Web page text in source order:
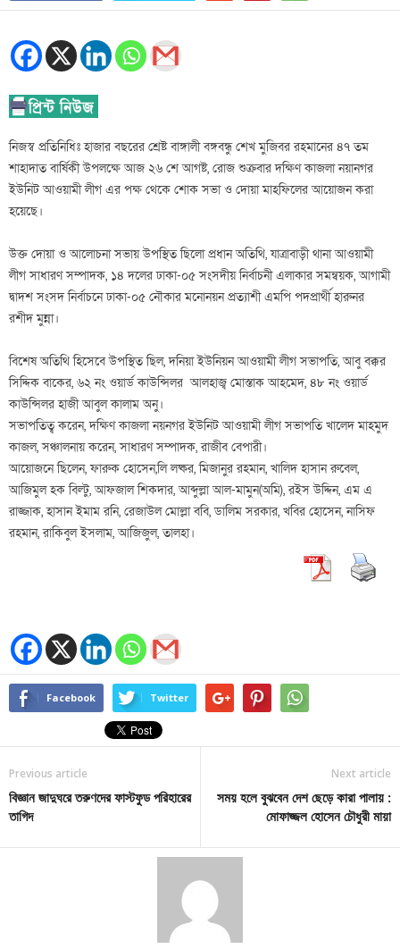
নিজস্ব প্রতিনিধিঃ হাজার বছরের শ্রেষ্ট বাঙ্গালী বঙ্গবন্ধু শেখ মুজিবর রহমানের ৪৭ তম
শাহাদাত বার্ষিকী উপলক্ষে আজ ২৬ শে আগষ্ট, রোজ শুক্রবার দক্ষিণ কাজলা নয়ানগর
ইউনিট আওয়ামী লীগ এর পক্ষ থেকে শোক সভা ও দোয়া মাহফিলের আয়োজন করা
হয়েছে।
উক্ত দোয়া ও আলোচনা সভায় উপস্থিত ছিলো প্রধান অতিথি, যাত্রাবাড়ী থানা আওয়ামী
লীগ সাধারণ সম্পাদক, ১৪ দলের ঢাকা-০৫ সংসদীয় নির্বাচনী এলাকার সমন্বয়ক, আগামী
দ্বাদশ সংসদ নির্বাচনে ঢাকা-০৫ নৌকার মনোনয়ন প্রত্যাশী এমপি পদপ্রার্থী হারুনর
রশীদ মুন্না।
বিশেষ অতিথি হিসেবে উপস্থিত ছিল, দনিয়া ইউনিয়ন আওয়ামী লীগ সভাপতি, আবু বক্কর
সিদ্দিক বাকের, ৬২ নং ওয়ার্ড কাউন্সিলর আলহাজ্ব মোস্তাক আহমেদ, ৪৮ নং ওয়ার্ড
কাউন্সিলর হাজী আবুল কালাম অনু।
সভাপতিত্ব করেন, দক্ষিণ কাজলা নয়নগর ইউনিট আওয়ামী লীগ সভাপতি খালেদ মাহমুদ
কাজল, সঞ্চালনায় করেন, সাধারণ সম্পাদক, রাজীব বেপারী।
আয়োজনে ছিলেন, ফারুক হোসেন,‌লি লষ্কর, মিজানুর রহমান, খালিদ হাসান রুবেল,
আজিমুল হক বিল্টু, আফজাল শিকদার, আব্দুল্লা আল-মামুন(অমি)‌, রইস উদ্দিন, এম এ
রাজ্জাক, হাসান ইমাম রনি, রেজাউল মোল্লা ববি, ডালিম সরকার, খবির হোসেন, নাসিফ
রহমান, রাকিবুল ইসলাম,‌ আজিজুল,‌‌ তালহা।
Facebook Twitter
Previous article
বিজ্ঞান জাদুঘরে তরুণদের ফাস্টফুড পরিহারের
তাগিদ
Next article
সময় হলে বুঝবেন দেশ ছেড়ে কারা পালায় :
মোফাজ্জল হোসেন চৌধুরী মায়া